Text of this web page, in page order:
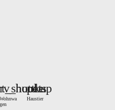
rv_hookup
Wohnwa
gen
pets
Haustier